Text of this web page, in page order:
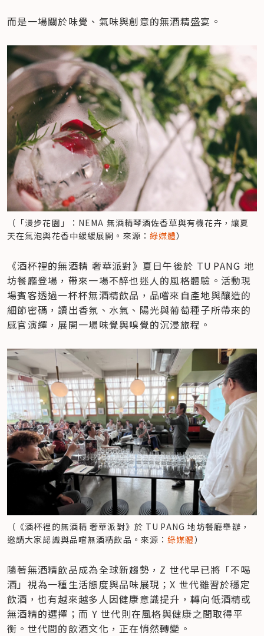
而是一場關於味覺、氣味與創意的無酒精盛宴。
（「漫步花園」：NEMA 無酒精琴酒佐香草與有機花卉，讓夏
天在氣泡與花香中緩緩展開。來源： 綠媒體）
《酒杯裡的無酒精 奢華派對》夏日午後於 TU PANG 地
坊餐廳登場，帶來一場不醉也迷人的風格體驗。活動現
場賓客透過一杯杯無酒精飲品，品嚐來自產地與釀造的
細節密碼，讀出香氛、水氣、陽光與葡萄種子所帶來的
感官演繹，展開一場味覺與嗅覺的沉浸旅程。
（《酒杯裡的無酒精 奢華派對》於 TU PANG 地坊餐廳舉辦，
邀請大家認識與品嚐無酒精飲品。來源：綠媒體）
隨著無酒精飲品成為全球新趨勢，Z 世代早已將「不喝
酒」視為一種生活態度與品味展現；X 世代雖習於穩定
飲酒，也有越來越多人因健康意識提升，轉向低酒精或
無酒精的選擇；而 Y 世代則在風格與健康之間取得平
衡。世代間的飲酒文化，正在悄然轉變。